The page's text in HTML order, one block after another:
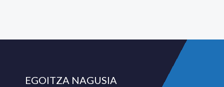
EGOITZA NAGUSIA